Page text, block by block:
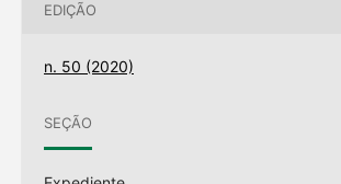
EDIÇÃO
n. 50 (2020)
SEÇÃO